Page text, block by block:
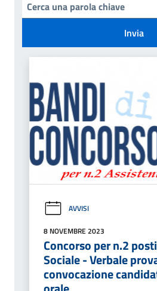
Invia
AVVISI
8 NOVEMBRE 2023
Concorso per n.2
Sociale - Verbale
convocazione